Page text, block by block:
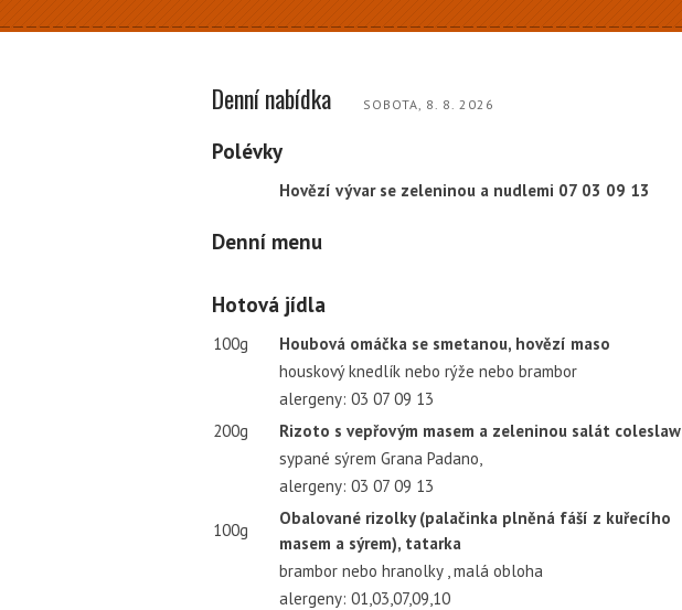
Denní nabídka SOBOTA, 8. 8. 2026
Polévky
Hovězí vývar se zeleninou a nudlemi 07 03 09 13
Denní menu
Hotová jídla
100g Houbová omáčka se smetanou, hovězí maso
houskový knedlík nebo rýže nebo brambor
alergeny: 03 07 09 13
200g
Rizoto s vepřovým masem a zeleninou salát coleslaw
sypané sýrem Grana Padano,
alergeny: 03 07 09 13
100g
Obalované rizolky (palačinka plněná fáší z kuřecího
masem a sýrem), tatarka
brambor nebo hranolky , malá obloha
alergeny: 01,03,07,09,10